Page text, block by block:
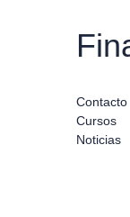
Contacto
Cursos
Noticias